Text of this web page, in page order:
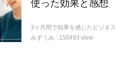
使った効果と感想
みずうみ
150493 view